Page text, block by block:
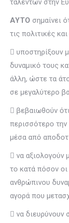
ταλέντων στην
ΑΥΤΟ σημαίνει
τις πολιτικές
 υποστηρίξουν
δυναμικό τους
άλλη, ώστε τα
σε μεγαλύτερο
 βεβαιωθούν
περισσότερο
μέσα από
 να αξιολογούν
το κατά πόσον οι
ανθρώπινου
αγορά που
 να διευρύνουν